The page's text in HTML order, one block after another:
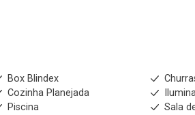
Box Blindex
Cozinha Planejada
Piscina
Sala